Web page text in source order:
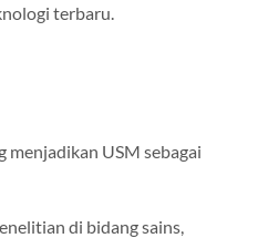
terbaru.
menjadikan USM sebagai
di bidang sains,